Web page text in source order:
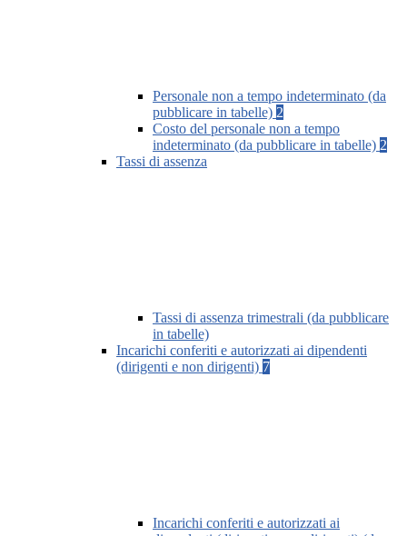
Personale non a tempo indeterminato (da
pubblicare in tabelle) 2
Costo del personale non a tempo
indeterminato (da pubblicare in tabelle) 2
Tassi di assenza
Tassi di assenza trimestrali (da pubblicare
in tabelle)
Incarichi conferiti e autorizzati ai dipendenti
(dirigenti e non dirigenti) 7
Incarichi conferiti e autorizzati ai